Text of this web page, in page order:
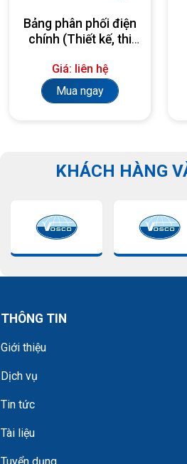
Bảng phân phối điện
chính (Thiết kế, thi
yêu cầu)
Giá: liên hệ
Mua ngay
KHÁCH HÀNG
THÔNG TIN
Giới thiệu
Dịch vụ
Tin tức
Tài liệu